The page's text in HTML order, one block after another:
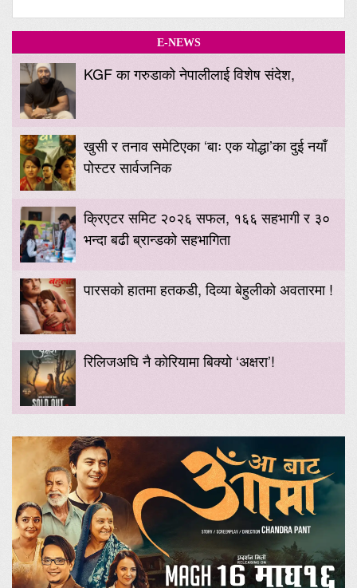
E-NEWS
KGF का गरुडाको नेपालीलाई विशेष संदेश,
खुसी र तनाव समेटिएका ‘बाः एक योद्धा’का दुई नयाँ
पोस्टर सार्वजनिक
क्रिएटर समिट २०२६ सफल, १६६ सहभागी र ३०
भन्दा बढी ब्रान्डको सहभागिता
पारसको हातमा हतकडी, दिव्या बेहुलीको अवतारमा !
रिलिजअघि नै कोरियामा बिक्यो ‘अक्षरा’!